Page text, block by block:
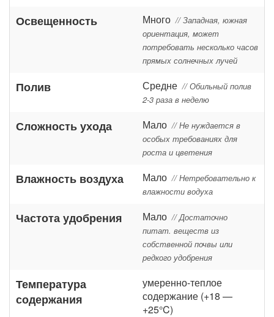
Освещенность Много // Западная, южная
ориентация, может
потребовать несколько часов
прямых солнечных лучей
Полив Средне // Обильный полив
2-3 раза в неделю
Сложность ухода Мало // Не нуждается в
особых требованиях для
роста и цветения
Влажность воздуха Мало // Нетребовательно к
влажности водуха
Частота удобрения Мало // Достаточно
питат. веществ из
собственной почвы или
редкого удобрения
Температура
содержания
умеренно-теплое
содержание (+18 —
+25°C)